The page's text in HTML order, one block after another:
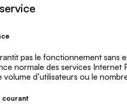
pas le fonctionnement
normale des services Internet
volume d’utilisateurs ou le
courant